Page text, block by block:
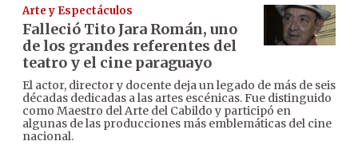
Arte y Espectáculos
Falleció Tito Jara Román, uno
de los grandes referentes del
teatro y el cine paraguayo
El actor, director y docente deja un legado de más de seis
décadas dedicadas a las artes escénicas. Fue distinguido
como Maestro del Arte del Cabildo y participó en
algunas de las producciones más emblemáticas del cine
nacional.